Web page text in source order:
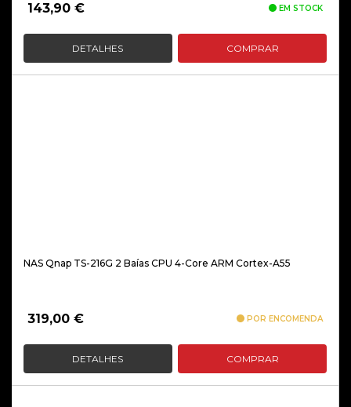
143,90 € EM STOCK
DETALHES COMPRAR
NAS Qnap TS-216G 2 Baías CPU 4-Core ARM Cortex-A55
319,00 € POR ENCOMENDA
DETALHES COMPRAR